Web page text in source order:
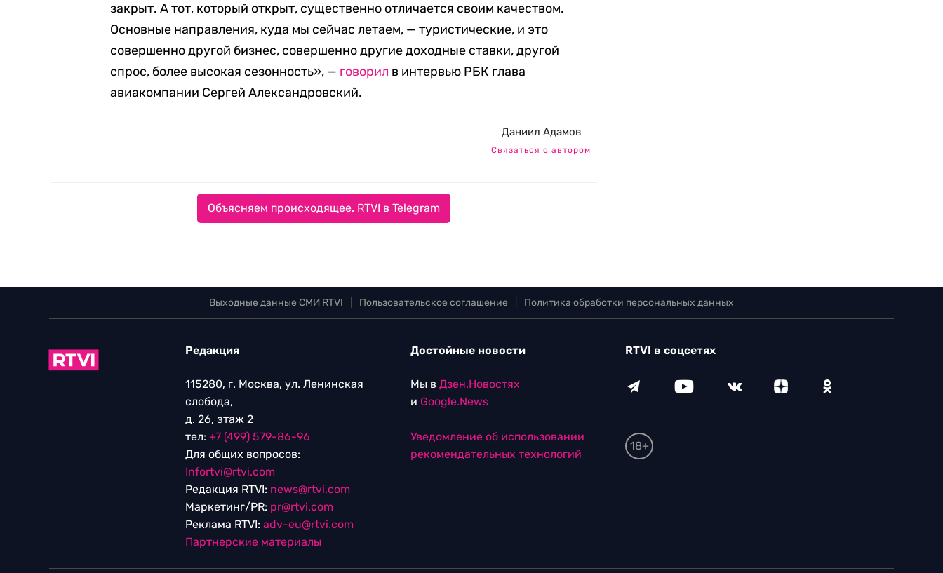
закрыт. А тот, который открыт, существенно отличается своим качеством.
Основные направления, куда мы сейчас летаем, — туристические, и это
совершенно другой бизнес, совершенно другие доходные ставки, другой
спрос, более высокая сезонность», — говорил в интервью РБК глава
авиакомпании Сергей Александровский.
Даниил Адамов
Связаться с автором
Объясняем происходящее. RTVI в Telegram
Выходные данные СМИ RTVI Пользовательское соглашение Политика обработки персональных данных
Редакция
115280, г. Москва, ул. Ленинская
слобода,
д. 26, этаж 2
тел: +7 (499) 579-86-96
Для общих вопросов:
Infortvi@rtvi.com
Редакция RTVI: news@rtvi.com
Маркетинг/PR: pr@rtvi.com
Реклама RTVI: adv-eu@rtvi.com
Партнерские материалы
Достойные новости
Мы в Дзен.Новостях
и Google.News
Уведомление об использовании
рекомендательных технологий
RTVI в соцсетях
18+